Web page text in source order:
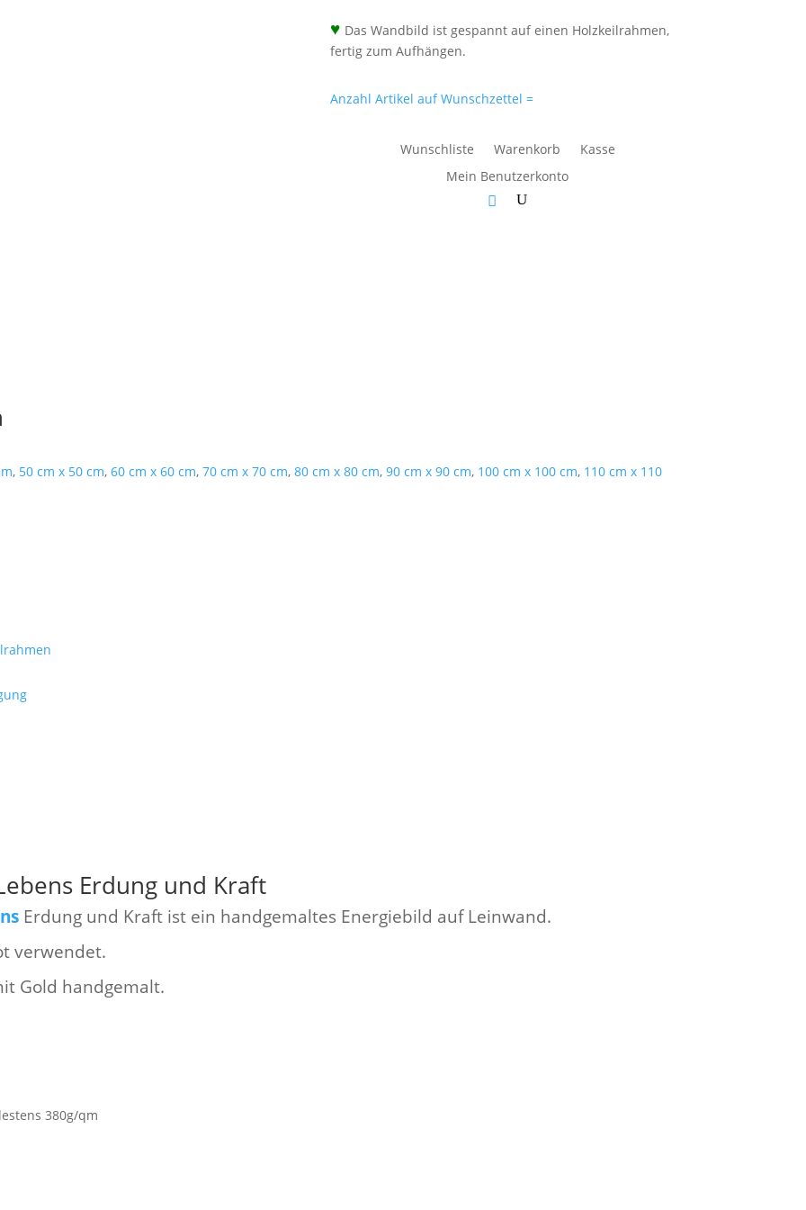
♥ Das Wandbild ist gespannt auf einen Holzkeilrahmen,
fertig zum Aufhängen.
Anzahl Artikel auf Wunschzettel =
Wunschliste Warenkorb
Kasse
Mein Benutzerkonto
, 50 cm x 50 cm,60 cm x 60 cm,70 cm x 70 cm,80 cm x 80 cm,90 cm x 90 cm, 100 cm x 100 cm, 110 cm x 110
Erdung und Kraft
Erdung und Kraft ist ein handgemaltes Energiebild auf Leinwand.
verwendet.
Gold handgemalt.
380g/qm